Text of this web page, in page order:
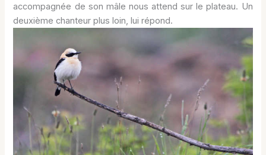
accompagnée de son mâle nous attend sur le plateau. Un
deuxième chanteur plus loin, lui répond.